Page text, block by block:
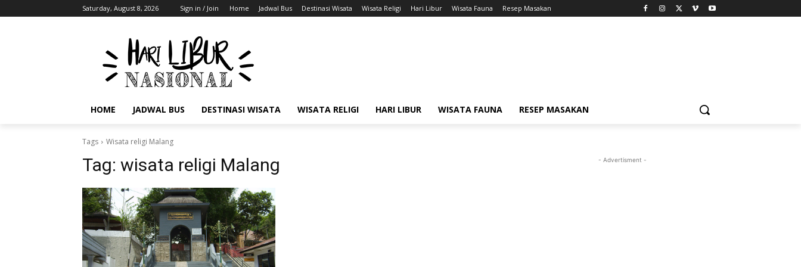
Saturday, August 8, 2026 Sign in / Join Home Jadwal Bus Destinasi Wisata Wisata Religi Hari Libur Wisata Fauna Resep Masakan
HOME JADWAL BUS DESTINASI WISATA WISATA RELIGI HARI LIBUR WISATA FAUNA RESEP MASAKAN
Tags Wisata religi Malang
Tag: wisata religi Malang - Advertisment -